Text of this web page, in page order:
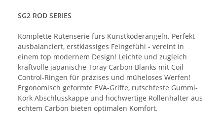
SG2 ROD SERIES
Komplette Rutenserie fürs Kunstköderangeln. Perfekt
ausbalanciert, erstklassiges Feingefühl - vereint in
einem top modernem Design! Leichte und zugleich
kraftvolle japanische Toray Carbon Blanks mit Coil
Control-Ringen für präzises und müheloses Werfen!
Ergonomisch geformte EVA-Griffe, rutschfeste Gummi-
Kork Abschlusskappe und hochwertige Rollenhalter aus
echtem Carbon bieten optimalen Komfort.